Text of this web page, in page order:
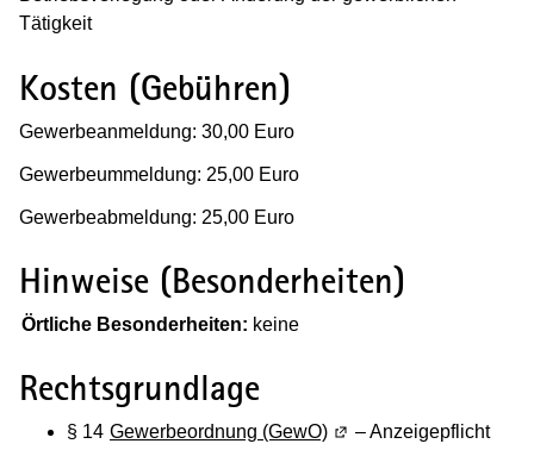
Tätigkeit
Kosten (Gebühren)
Gewerbeanmeldung: 30,00 Euro
Gewerbeummeldung: 25,00 Euro
Gewerbeabmeldung: 25,00 Euro
Hinweise (Besonderheiten)
(Wird in einem neuen Fenster geöffnet)
Örtliche Besonderheiten: keine
Rechtsgrundlage
§ 14 Gewerbeordnung (GewO) (Wird in einem neuen
– Anzeigepflicht